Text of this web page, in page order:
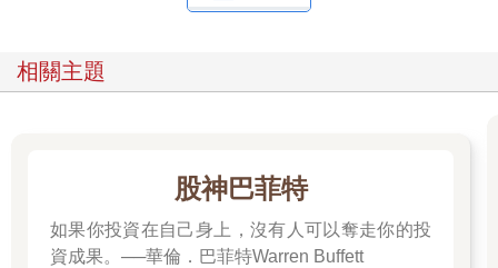
呢？ 因為小販乙的價格有個目標區間——最高60元是他的理想目
理上接受。
於是，他們決定即刻出發去買這只鐘。 他們希望能用五百美元買
回它。
相關主題
股神巴菲特
如果你投資在自己身上，沒有人可以奪走你的投
資成果。──華倫．巴菲特Warren Buffett